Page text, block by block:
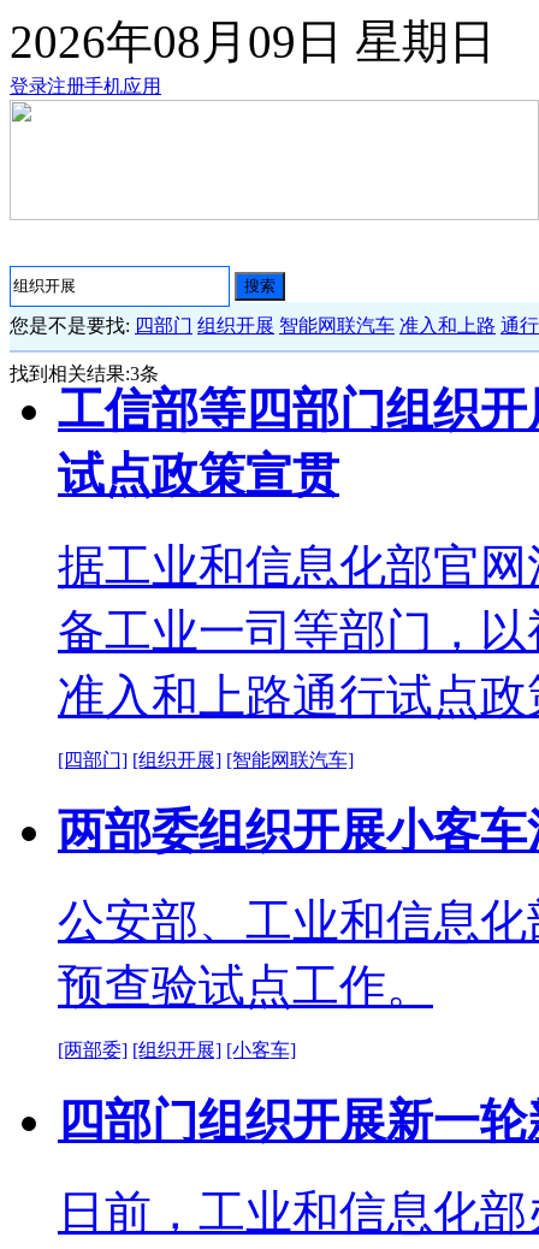
2026年08月09日 星期日
登录注册手机应用
搜索
您是不是要找: 四部门 组织开展 智能网联汽车 准入和上路 通
找到相关结果:3条
工信部等四部门组织
试点政策宣贯
据工业和信息化部官
备工业一司等部门，
准入和上路通行试点
[四部门] [组织开展] [智能网联汽车]
两部委组织开展小客
公安部、工业和信息
预查验试点工作。
[两部委] [组织开展] [小客车]
四部门组织开展新一
日前，工业和信息化